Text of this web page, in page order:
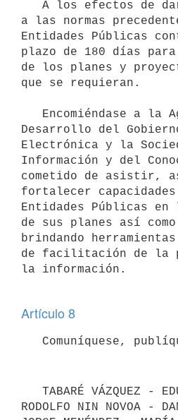
a las normas
Entidades Públicas
plazo de 180 días
de los planes y
que se requieran.
Desarrollo del
Electrónica y la
Información y del
cometido de asistir,
fortalecer
Entidades Públicas
de sus planes así
brindando
de facilitación de la
la información.
Artículo 8
RODOLFO NIN NOVOA -